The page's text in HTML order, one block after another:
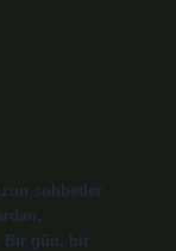
sohbetler
Bir gün, bir